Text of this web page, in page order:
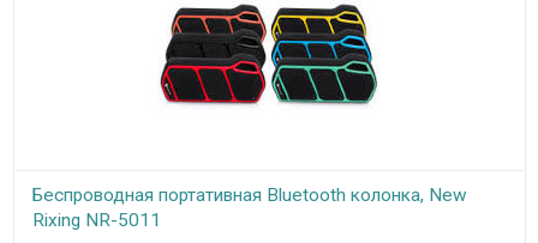
Беспроводная портативная Bluetooth колонка, New
Rixing NR-5011